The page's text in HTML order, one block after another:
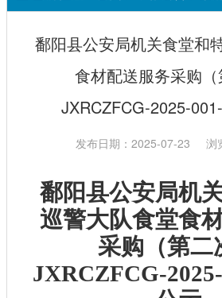
鄱阳县公安局机关食堂和
食材配送服务采购（
JXRCZFCG-2025-
发布日期：2025-07-23 浏
鄱阳县公安局机
巡警大队食堂食
采购（第二
JXRCZFCG-